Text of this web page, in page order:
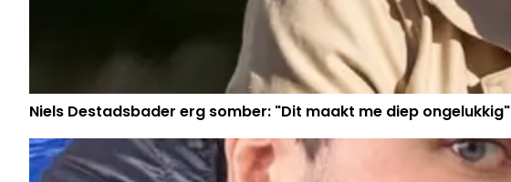
Niels Destadsbader erg somber: "Dit maakt me diep ongelukkig"